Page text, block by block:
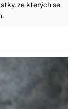
ze kterých se